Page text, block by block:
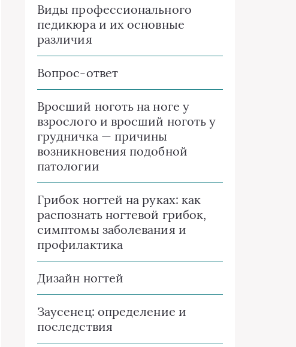
Виды профессионального
педикюра и их основные
различия
Вопрос-ответ
Вросший ноготь на ноге у
взрослого и вросший ноготь у
грудничка — причины
возникновения подобной
патологии
Грибок ногтей на руках: как
распознать ногтевой грибок,
симптомы заболевания и
профилактика
Дизайн ногтей
Заусенец: определение и
последствия